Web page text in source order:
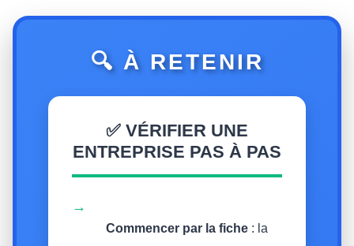
🔍 À RETENIR
✅ VÉRIFIER UNE
ENTREPRISE PAS À PAS
→
Commencer par la fiche : la